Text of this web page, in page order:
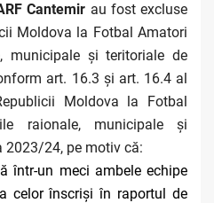
Cantemir au fost excluse
Moldova la Fotbal Amatori
municipale și teritoriale de
art. 16.3 și art. 16.4 al
Moldova la Fotbal
raionale, municipale și
2023/24, pe motiv că:
într-un meci ambele echipe
celor înscriși în raportul de